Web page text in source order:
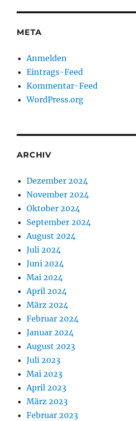
META
Anmelden
Eintrags-Feed
Kommentar-Feed
WordPress.org
ARCHIV
Dezember 2024
November 2024
Oktober 2024
September 2024
August 2024
Juli 2024
Juni 2024
Mai 2024
April 2024
März 2024
Februar 2024
Januar 2024
August 2023
Juli 2023
Mai 2023
April 2023
März 2023
Februar 2023